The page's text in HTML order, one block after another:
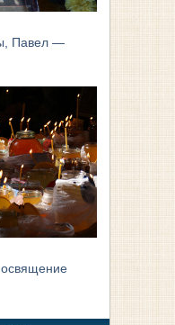
Павел —
освящение